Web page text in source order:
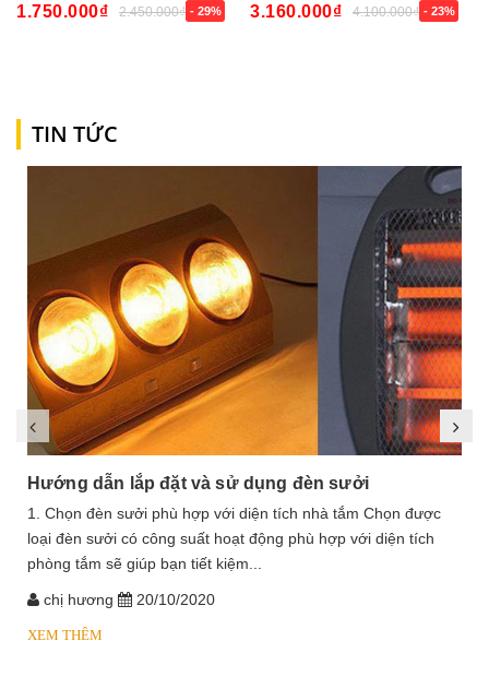
1.750.000₫ 2.450.000₫ - 29% 3.160.000₫ 4.100.000₫ - 23%
TIN TỨC
Hướng dẫn lắp đặt và sử dụng đèn sưởi
1. Chọn đèn sưởi phù hợp với diện tích nhà tắm Chọn được
loại đèn sưởi có công suất hoạt động phù hợp với diện tích
phòng tắm sẽ giúp bạn tiết kiệm...
chị hương 20/10/2020
XEM THÊM